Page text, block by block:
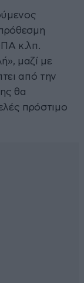
κ.λπ.
μαζί με
από την
θα
πρόστιμο